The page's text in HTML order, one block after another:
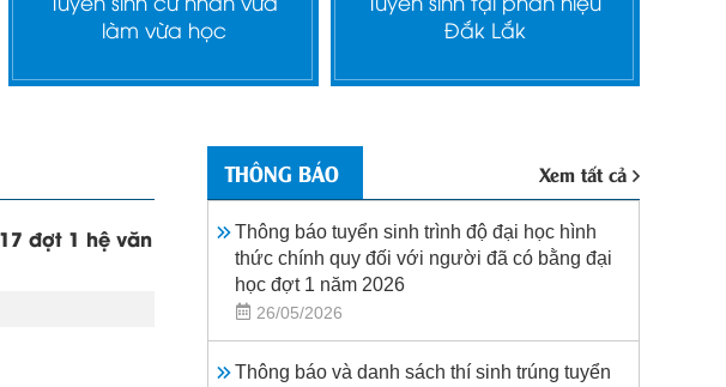
làm vừa học
Đắk Lắk
đợt 1 hệ văn
THÔNG BÁO Xem tất cả
Thông báo tuyển sinh trình độ đại học hình
thức chính quy đối với người đã có bằng đại
học đợt 1 năm 2026
26/05/2026
Thông báo và danh sách thí sinh trúng tuyển